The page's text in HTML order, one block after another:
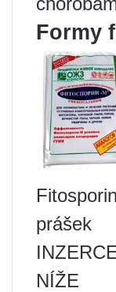
Formy
prášek
NÍŽE